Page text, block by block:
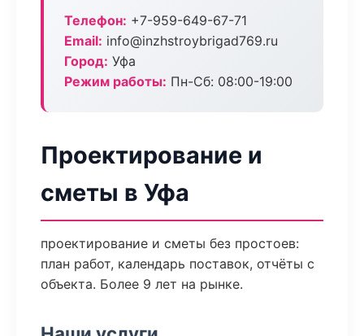
Телефон: +7-959-649-67-71
Email: info@inzhstroybrigad769.ru
Город: Уфа
Режим работы: Пн-Сб: 08:00-19:00
Проектирование и
сметы в Уфа
проектирование и сметы без простоев:
план работ, календарь поставок, отчёты с
объекта. Более 9 лет на рынке.